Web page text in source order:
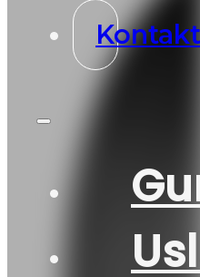
Kontakt